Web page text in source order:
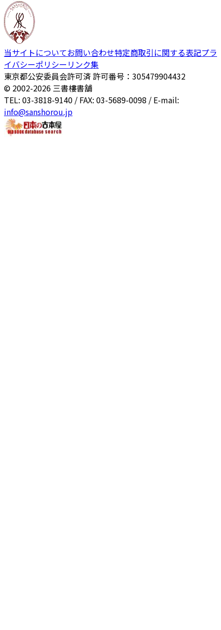
当サイトについてお問い合わせ特定商取引に関する表記プラ
イバシーポリシー リンク集
東京都公安委員会許可済 許可番号：305479904432
© 2002-2026 三書樓書舗
TEL: 03-3818-9140 / FAX: 03-5689-0098 / E-mail:
info@sanshorou.jp